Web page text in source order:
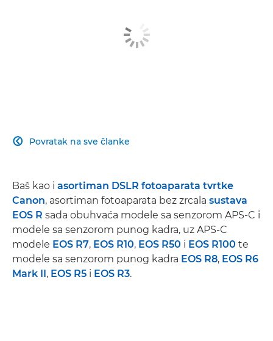
Povratak na sve članke

Baš kao i asortiman DSLR fotoaparata tvrtke
Canon, asortiman fotoaparata bez zrcala sustava
EOS R sada obuhvaća modele sa senzorom APS-C i
modele sa senzorom punog kadra, uz APS-C
modele EOS R7, EOS R10, EOS R50 i EOS R100 te
modele sa senzorom punog kadra EOS R8, EOS R6
Mark II, EOS R5 i EOS R3.